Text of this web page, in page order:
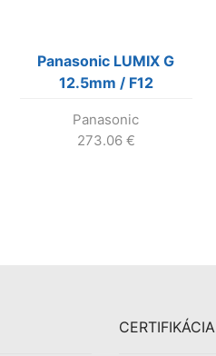
Panasonic LUMIX G
12.5mm / F12
Panasonic
273.06 €
CERTIFIKÁCIA